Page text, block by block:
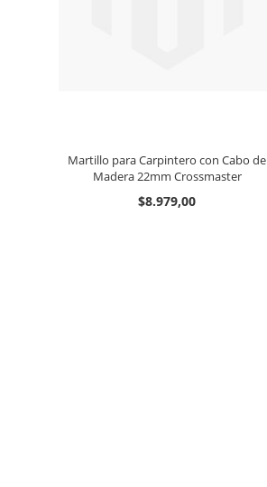
Martillo para Carpintero con Cabo de
Madera 22mm Crossmaster
$8.979,00